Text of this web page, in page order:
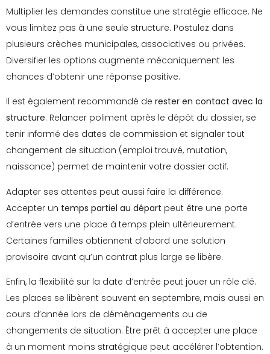
Multiplier les demandes constitue une stratégie efficace. Ne
vous limitez pas à une seule structure. Postulez dans
plusieurs crèches municipales, associatives ou privées.
Diversifier les options augmente mécaniquement les
chances d’obtenir une réponse positive.
Il est également recommandé de rester en contact avec la
structure. Relancer poliment après le dépôt du dossier, se
tenir informé des dates de commission et signaler tout
changement de situation (emploi trouvé, mutation,
naissance) permet de maintenir votre dossier actif.
Adapter ses attentes peut aussi faire la différence.
Accepter un temps partiel au départ peut être une porte
d’entrée vers une place à temps plein ultérieurement.
Certaines familles obtiennent d’abord une solution
provisoire avant qu’un contrat plus large se libère.
Enfin, la flexibilité sur la date d’entrée peut jouer un rôle clé.
Les places se libèrent souvent en septembre, mais aussi en
cours d’année lors de déménagements ou de
changements de situation. Être prêt à accepter une place
à un moment moins stratégique peut accélérer l’obtention.